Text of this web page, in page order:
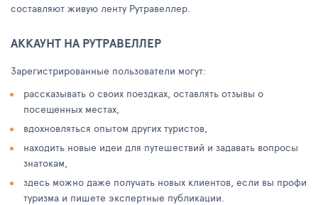
составляют живую ленту Рутравеллер.
АККАУНТ НА РУТРАВЕЛЛЕР
Зарегистрированные пользователи могут:
рассказывать о своих поездках, оставлять отзывы о
посещенных местах,
вдохновляться опытом других туристов,
находить новые идеи для путешествий и задавать вопросы
знатокам,
здесь можно даже получать новых клиентов, если вы профи
туризма и пишете экспертные публикации.